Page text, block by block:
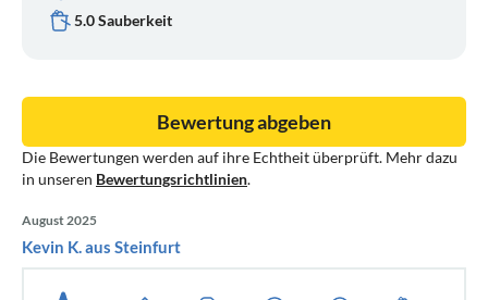
5.0 Sauberkeit
Die Bewertungen werden auf ihre Echtheit überprüft. Mehr dazu
in unseren Bewertungsrichtlinien.
Bewertung abgeben
August 2025
Kevin K. aus Steinfurt